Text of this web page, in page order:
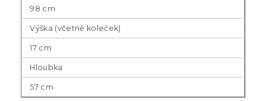
98 cm
Výška (včetně koleček)
17 cm
Hloubka
57 cm